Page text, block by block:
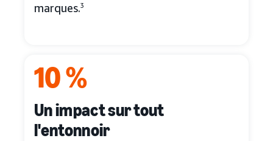
marques.3
10 %
Un impact sur tout
l'entonnoir